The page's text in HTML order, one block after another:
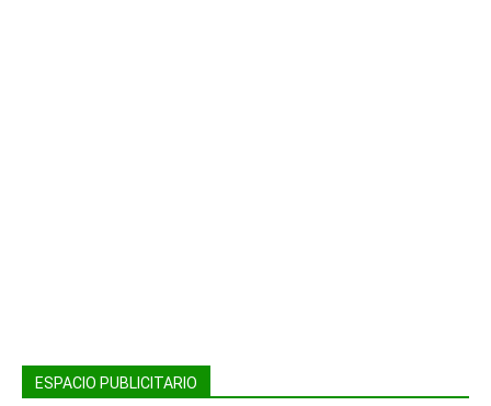
ESPACIO PUBLICITARIO